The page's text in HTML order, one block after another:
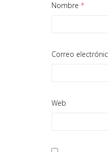
Nombre *
Correo
Web